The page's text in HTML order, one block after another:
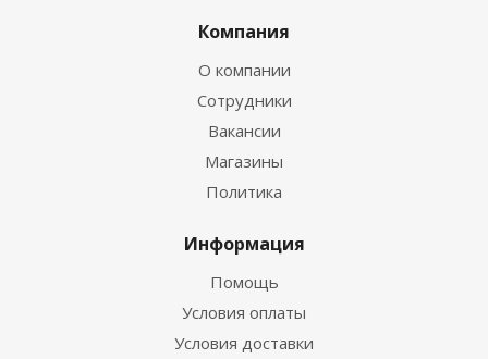
Компания
О компании
Сотрудники
Вакансии
Магазины
Политика
Информация
Помощь
Условия оплаты
Условия доставки